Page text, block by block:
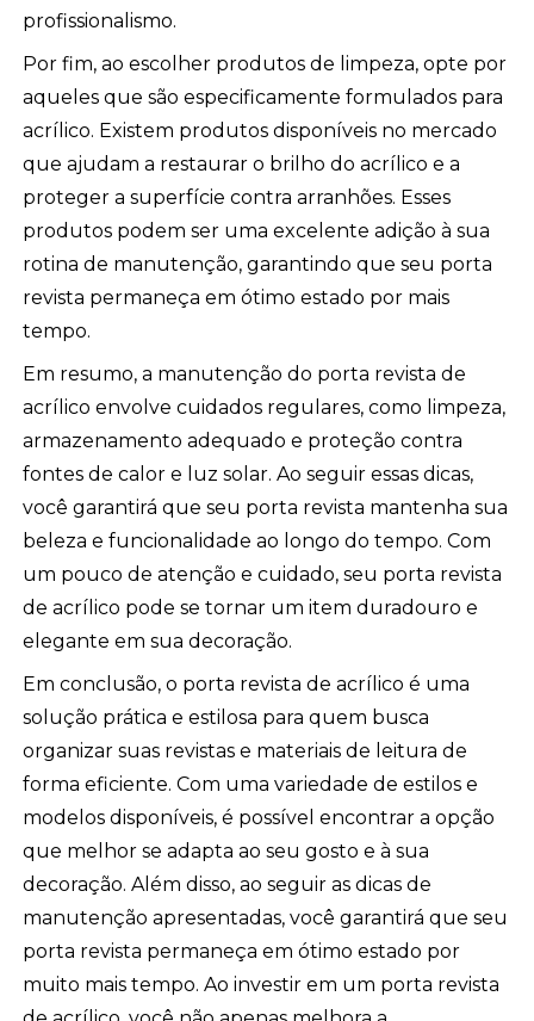
profissionalismo.
Por fim, ao escolher produtos de limpeza, opte por
aqueles que são especificamente formulados para
acrílico. Existem produtos disponíveis no mercado
que ajudam a restaurar o brilho do acrílico e a
proteger a superfície contra arranhões. Esses
produtos podem ser uma excelente adição à sua
rotina de manutenção, garantindo que seu porta
revista permaneça em ótimo estado por mais
tempo.
Em resumo, a manutenção do porta revista de
acrílico envolve cuidados regulares, como limpeza,
armazenamento adequado e proteção contra
fontes de calor e luz solar. Ao seguir essas dicas,
você garantirá que seu porta revista mantenha sua
beleza e funcionalidade ao longo do tempo. Com
um pouco de atenção e cuidado, seu porta revista
de acrílico pode se tornar um item duradouro e
elegante em sua decoração.
Em conclusão, o porta revista de acrílico é uma
solução prática e estilosa para quem busca
organizar suas revistas e materiais de leitura de
forma eficiente. Com uma variedade de estilos e
modelos disponíveis, é possível encontrar a opção
que melhor se adapta ao seu gosto e à sua
decoração. Além disso, ao seguir as dicas de
manutenção apresentadas, você garantirá que seu
porta revista permaneça em ótimo estado por
muito mais tempo. Ao investir em um porta revista